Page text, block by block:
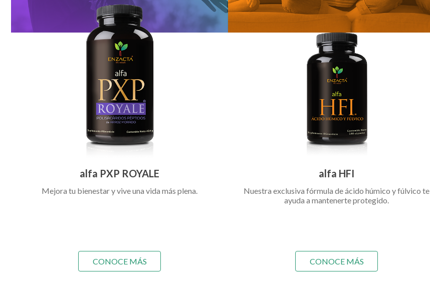
alfa PXP ROYALE
Mejora tu bienestar y vive una vida más plena.
CONOCE MÁS
alfa HFI
Nuestra exclusiva fórmula de ácido húmico y fúlvico te
ayuda a mantenerte protegido.
CONOCE MÁS